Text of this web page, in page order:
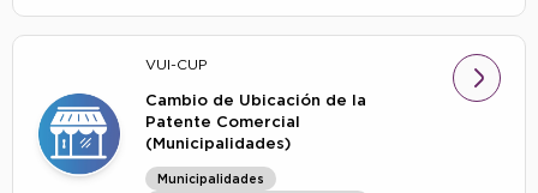
VUI-CUP
Cambio de Ubicación de la
Patente Comercial
(Municipalidades)
Municipalidades